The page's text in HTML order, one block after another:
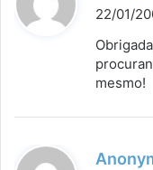
22/01/
mesmo!